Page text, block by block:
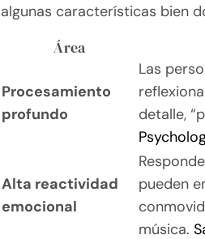
algunas características bien
Área
Procesamiento
profundo
Las
detalle,
Alta reactividad
emocional
pueden
música.